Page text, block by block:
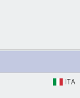
ITA